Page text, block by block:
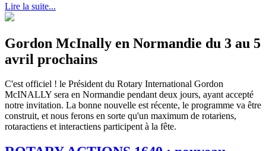
Lire la suite...
Gordon McInally en Normandie du 3 au 5
avril prochains
C'est officiel ! le Président du Rotary International Gordon
McINALLY sera en Normandie pendant deux jours, ayant accepté
notre invitation. La bonne nouvelle est récente, le programme va être
construit, et nous ferons en sorte qu'un maximum de rotariens,
rotaractiens et interactiens participent à la fête.